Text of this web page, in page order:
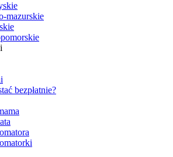
mazurskie
bezpłatnie?